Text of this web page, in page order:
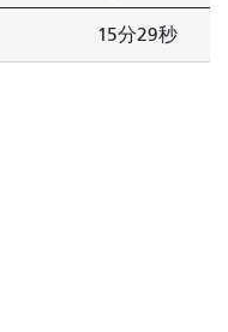
15分29秒